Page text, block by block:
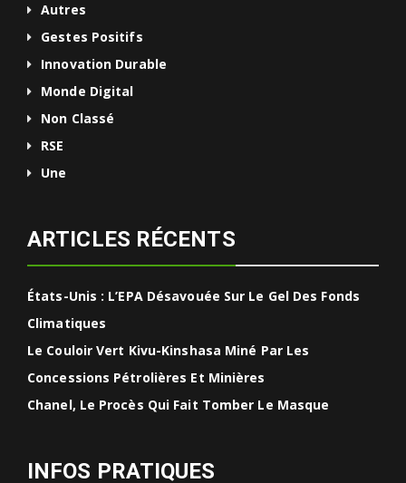
Autres
Gestes Positifs
Innovation Durable
Monde Digital
Non Classé
RSE
Une
ARTICLES RÉCENTS
États-Unis : L’EPA Désavouée Sur Le Gel Des Fonds
Climatiques
Le Couloir Vert Kivu-Kinshasa Miné Par Les
Concessions Pétrolières Et Minières
Chanel, Le Procès Qui Fait Tomber Le Masque
INFOS PRATIQUES